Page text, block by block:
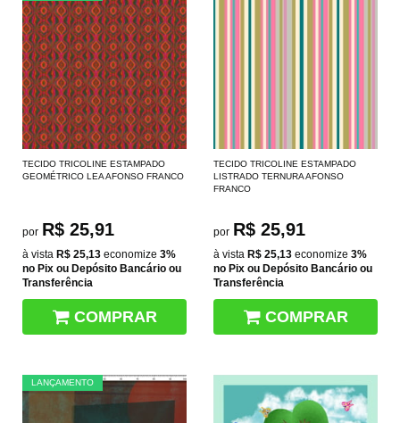
TECIDO TRICOLINE ESTAMPADO
GEOMÉTRICO LEA AFONSO FRANCO
por R$ 25,91
à vista R$ 25,13 economize 3%
no Pix ou Depósito Bancário ou
Transferência
COMPRAR
TECIDO TRICOLINE ESTAMPADO
LISTRADO TERNURA AFONSO
FRANCO
por R$ 25,91
à vista R$ 25,13 economize 3%
no Pix ou Depósito Bancário ou
Transferência
COMPRAR
LANÇAMENTO